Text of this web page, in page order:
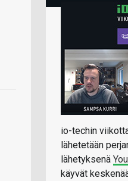
io-techin
lähetetään
lähetyksenä
käyvät